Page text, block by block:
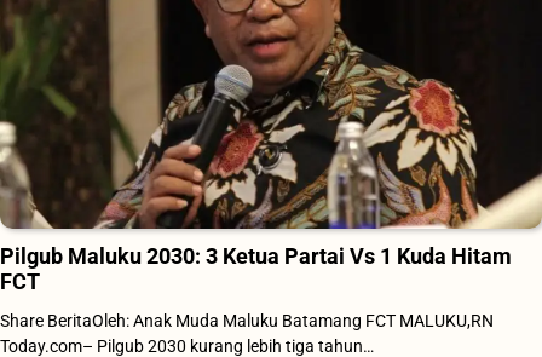
Pilgub Maluku 2030: 3 Ketua Partai Vs 1 Kuda Hitam
FCT
Share BeritaOleh: Anak Muda Maluku Batamang FCT MALUKU,RN
Today.com– Pilgub 2030 kurang lebih tiga tahun…